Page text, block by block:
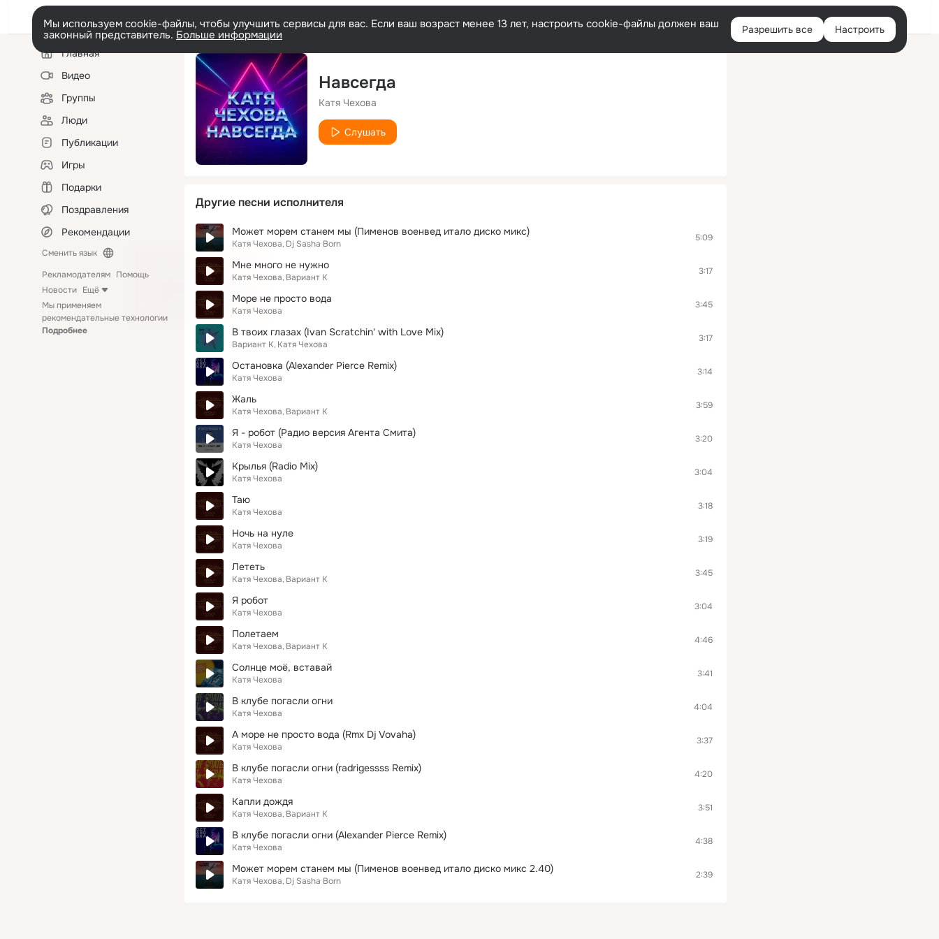
Войти
Мы используем cookie-файлы, чтобы улучшить сервисы для вас. Если ваш возраст менее 13 лет, настроить cookie-файлы должен ваш
законный представитель. Больше информации Разрешить все Настроить
Левая
колонкаГлавная
Видео
Группы
Люди
Публикации
Игры
Подарки
Поздравления
Рекомендации
Сменить язык
Рекламодателям Помощь
Новости Ещё
Мы применяем
рекомендательные технологии
Подробнее
Навсегда
Катя Чехова
Слушать
Другие песни исполнителя
Может морем станем мы (Пименов военвед итало диско микс)
Катя Чехова Dj Sasha Born
5:09
Мне много не нужно
Катя Чехова Вариант К
3:17
Море не просто вода
Катя Чехова
3:45
В твоих глазах (Ivan Scratchin' with Love Mix)
Вариант К Катя Чехова
3:17
Остановка (Alexander Pierce Remix)
Катя Чехова
3:14
Жаль
Катя Чехова Вариант К
3:59
Я - робот (Радио версия Агента Смита)
Катя Чехова
3:20
Крылья (Radio Mix)
Катя Чехова
3:04
Таю
Катя Чехова
3:18
Ночь на нуле
Катя Чехова
3:19
Лететь
Катя Чехова Вариант К
3:45
Я робот
Катя Чехова
3:04
Полетаем
Катя Чехова Вариант К
4:46
Солнце моё, вставай
Катя Чехова
3:41
В клубе погасли огни
Катя Чехова
4:04
А море не просто вода (Rmx Dj Vovaha)
Катя Чехова
3:37
В клубе погасли огни (radrigessss Remix)
Катя Чехова
4:20
Капли дождя
Катя Чехова Вариант К
3:51
В клубе погасли огни (Alexander Pierce Remix)
Катя Чехова
4:38
Может морем станем мы (Пименов военвед итало диско микс 2.40)
Катя Чехова Dj Sasha Born
2:39